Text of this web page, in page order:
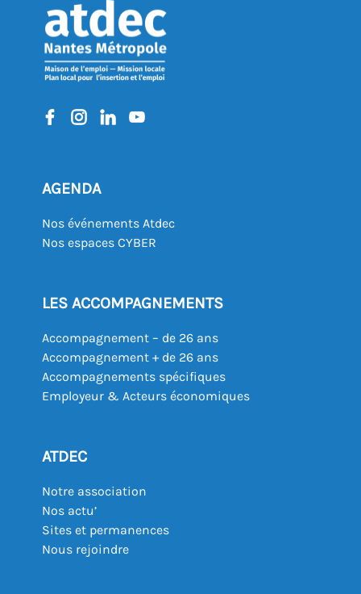
AGENDA
Nos événements Atdec
Nos espaces CYBER
LES ACCOMPAGNEMENTS
Accompagnement – de 26 ans
Accompagnement + de 26 ans
Accompagnements spécifiques
Employeur & Acteurs économiques
ATDEC
Notre association
Nos actu’
Sites et permanences
Nous rejoindre